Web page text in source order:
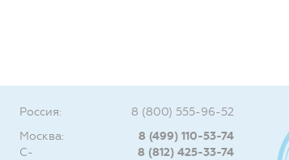
Россия:
8 (800) 555-96-52
Москва:
8 (499) 110-53-74
С-
8 (812) 425-33-74